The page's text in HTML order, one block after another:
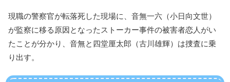
現職の警察官が転落死した現場に、音無一六（小日向文世）
が監察に移る原因となったストーカー事件の被害者恋人がい
たことが分かり、音無と四堂厘太郎（古川雄輝）は捜査に乗
り出す。